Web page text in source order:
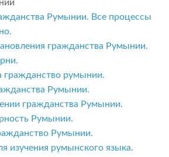
Румынии. Все процессы
гражданства Румынии.
гражданство румынии.
Румынии.
гражданства Румынии.
Румынии.
Румынии.
изучения румынского языка.